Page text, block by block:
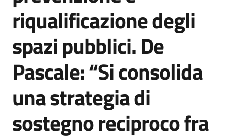
riqualificazione degli
spazi pubblici. De
Pascale: “Si consolida
una strategia di
sostegno reciproco fra